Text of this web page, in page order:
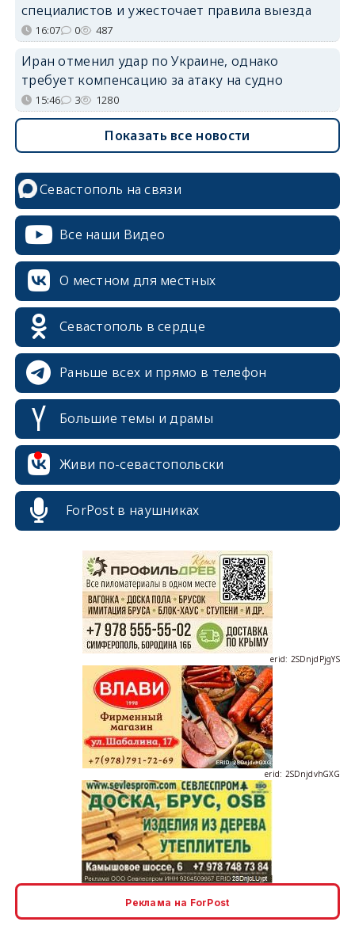
специалистов и ужесточает правила выезда
16:07 0 487
Иран отменил удар по Украине, однако
требует компенсацию за атаку на судно
15:46 3 1280
Показать все новости
Севастополь на связи
Все наши Видео
О местном для местных
Севастополь в сердце
Раньше всех и прямо в телефон
Большие темы и драмы
Живи по-севастопольски
ForPost в наушниках
erid: 2SDnjdvhGXG
erid: 2SDnjcLUypt
Реклама на ForPost